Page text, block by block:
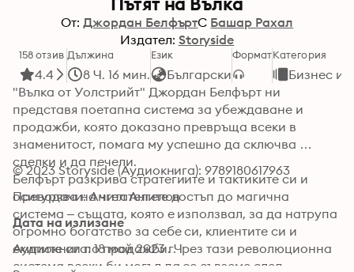
От: Джордан БелфъртС Башар Рахал
Издател: Storyside
158 отзив
4.4
Дължина
8 Ч. 16 мин.
Език
Български
ФорматКатегория
Бизнес и
"Вълка от Уолстрийт" Джордан Белфърт ни
представя поетапна система за убеждаване и
продажби, която доказано превръща всеки в
знаменитост, помага му успешно да сключва
сделки и да печели.
Белфърт разкрива стратегиите и тактиките си и
осигурява на читателите достъп до магична
система – същата, която е използвал, за да натрупа
огромно богатство за себе си, клиентите си и
екипите си по продажби. Чрез тази революционна
система всеки би могъл да се съвземе след
© 2023 Storyside (Аудиокнига): 9789180617963
Преводачи: Ангел Ангелов
Дата на излизане
Аудиокнига: 18 май 2023 г.